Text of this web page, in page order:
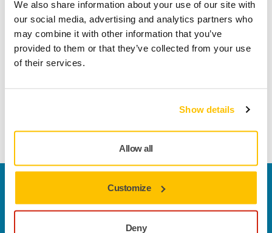
We also share information about your use of our site with
our social media, advertising and analytics partners who
may combine it with other information that you’ve
provided to them or that they’ve collected from your use
of their services.
Show details
Allow all
Customize
Deny
Teknisk specifikation
Luftblåsmunstycke för att fästa på pneumatiska slangar för
Luftblåset slås på/av genom att vrida nippeln
Vill du veta mer?Kontakta ossså besvarar vår
kundservice gärna dina frågor.